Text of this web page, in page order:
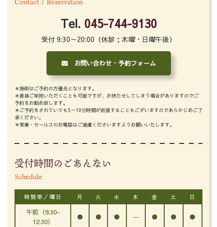
Tel. 045-744-9130
受付 9:30～20:00（休診：木曜・日曜午後）
お問い合わせ・予約フォーム
＊施術はご予約の方優先となります。
＊直接ご来院いただくことも可能ですが、お待たせしてしまう場合がありますのでご
予約をお勧め致します。
＊ご予約をされていても5～10分時間が前後することもございますのであらかじめご了
承ください。
＊営業・セールスのお電話はご遠慮くださいますようお願いいたします。
受付時間のごあんない
Schedule
時間帯／曜日 月 火 水 木 金 土 日
午前（9:30-
12:30）
● ● ● ― ● ● ●